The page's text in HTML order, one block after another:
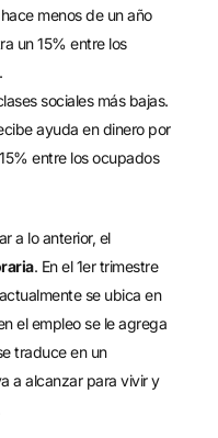
menos de un año
un 15% entre los
sociales más bajas.
ayuda en dinero por
entre los ocupados
a lo anterior, el
. En el 1er trimestre
se ubica en
el empleo se le agrega
traduce en un
a alcanzar para vivir y